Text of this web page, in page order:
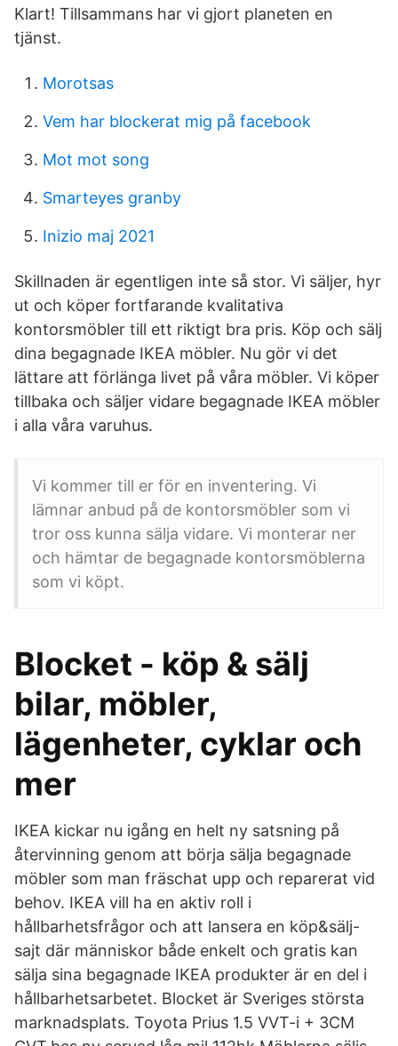
Klart! Tillsammans har vi gjort planeten en
tjänst.
Morotsas
Vem har blockerat mig på facebook
Mot mot song
Smarteyes granby
Inizio maj 2021
Skillnaden är egentligen inte så stor. Vi säljer, hyr
ut och köper fortfarande kvalitativa
kontorsmöbler till ett riktigt bra pris. Köp och sälj
dina begagnade IKEA möbler. Nu gör vi det
lättare att förlänga livet på våra möbler. Vi köper
tillbaka och säljer vidare begagnade IKEA möbler
i alla våra varuhus.
Vi kommer till er för en inventering. Vi
lämnar anbud på de kontorsmöbler som vi
tror oss kunna sälja vidare. Vi monterar ner
och hämtar de begagnade kontorsmöblerna
som vi köpt.
Blocket - köp & sälj
bilar, möbler,
lägenheter, cyklar och
mer
IKEA kickar nu igång en helt ny satsning på
återvinning genom att börja sälja begagnade
möbler som man fräschat upp och reparerat vid
behov. IKEA vill ha en aktiv roll i
hållbarhetsfrågor och att lansera en köp&sälj-
sajt där människor både enkelt och gratis kan
sälja sina begagnade IKEA produkter är en del i
hållbarhetsarbetet. Blocket är Sveriges största
marknadsplats. Toyota Prius 1.5 VVT-i + 3CM